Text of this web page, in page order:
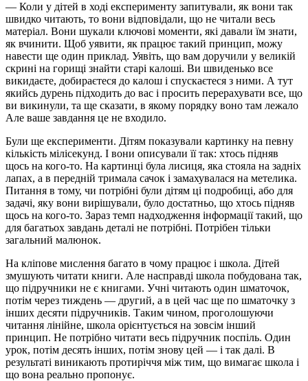
— Коли у дітей в ході експерименту запитували, як вони так
швидко читають, то вони відповідали, що не читали весь
матеріал. Вони шукали ключові моменти, які давали їм знати,
як вчинити. Щоб уявити, як працює такий принцип, можу
навести ще один приклад. Уявіть, що вам доручили у великій
скрині на горищі знайти старі калоші. Ви швиденько все
викидаєте, добираєтеся до калош і спускаєтеся з ними. А тут
якийсь дурень підходить до вас і просить перерахувати все, що
ви викинули, та ще сказати, в якому порядку воно там лежало
Але ваше завдання це не входило.
Були ще експерименти. Дітям показували картинку на певну
кількість мілісекунд. І вони описували її так: хтось підняв
щось на кого-то. На картинці була лисиця, яка стояла на задніх
лапах, а в передній тримала сачок і замахувалася на метелика.
Питання в тому, чи потрібні були дітям ці подробиці, або для
задачі, яку вони вирішували, було достатньо, що хтось підняв
щось на кого-то. Зараз темп надходження інформації такий, що
для багатьох завдань деталі не потрібні. Потрібен тільки
загальний малюнок.
На кліпове мислення багато в чому працює і школа. Дітей
змушують читати книги. Але насправді школа побудована так,
що підручники не є книгами. Учні читають один шматочок,
потім через тиждень — другий, а в цей час ще по шматочку з
інших десяти підручників. Таким чином, проголошуючи
читання лінійне, школа орієнтується на зовсім інший
принцип. Не потрібно читати весь підручник поспіль. Один
урок, потім десять інших, потім знову цей — і так далі. В
результаті виникають протиріччя між тим, що вимагає школа і
що вона реально пропонує.